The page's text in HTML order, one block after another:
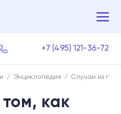
+7 (495) 121-36-72
Энциклопедия Случаи из
как